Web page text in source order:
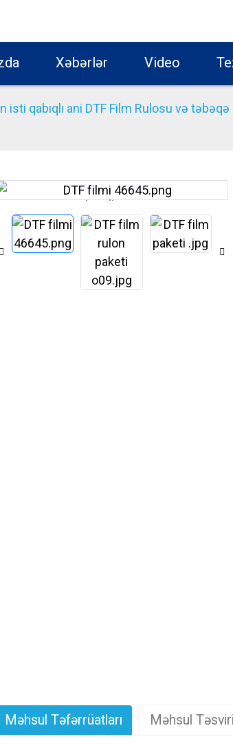
Xəbərlər Video
isti qabıqlı ani DTF Film Rulosu və
Loading...
Loading...
Məhsul Təfərrüatları Məhsul Təsviri